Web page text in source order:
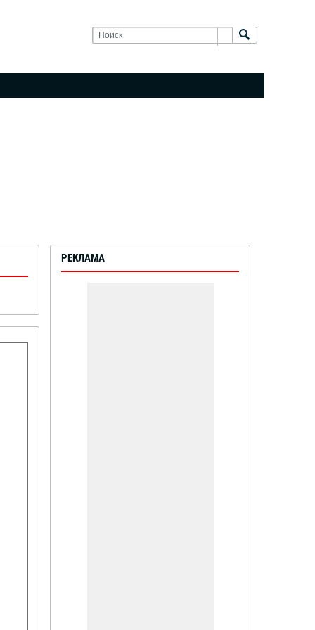
РЕКЛАМА